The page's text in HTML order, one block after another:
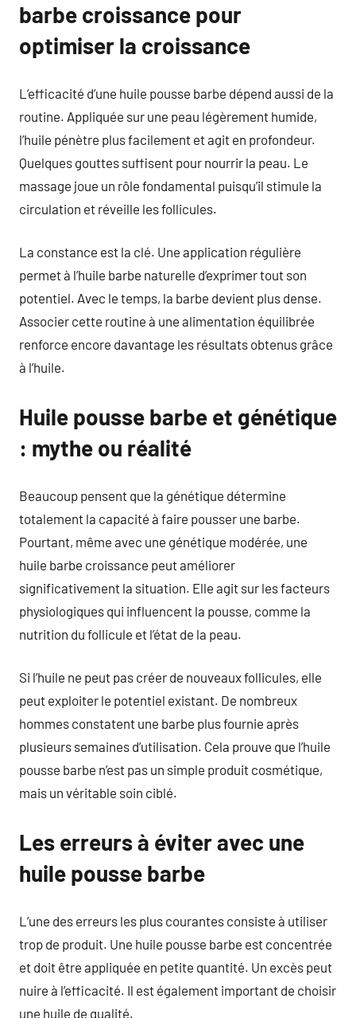
barbe croissance pour
optimiser la croissance
L’efficacité d’une huile pousse barbe dépend aussi de la
routine. Appliquée sur une peau légèrement humide,
l’huile pénètre plus facilement et agit en profondeur.
Quelques gouttes suffisent pour nourrir la peau. Le
massage joue un rôle fondamental puisqu’il stimule la
circulation et réveille les follicules.
La constance est la clé. Une application régulière
permet à l’huile barbe naturelle d’exprimer tout son
potentiel. Avec le temps, la barbe devient plus dense.
Associer cette routine à une alimentation équilibrée
renforce encore davantage les résultats obtenus grâce
à l’huile.
Huile pousse barbe et génétique
: mythe ou réalité
Beaucoup pensent que la génétique détermine
totalement la capacité à faire pousser une barbe.
Pourtant, même avec une génétique modérée, une
huile barbe croissance peut améliorer
significativement la situation. Elle agit sur les facteurs
physiologiques qui influencent la pousse, comme la
nutrition du follicule et l’état de la peau.
Si l’huile ne peut pas créer de nouveaux follicules, elle
peut exploiter le potentiel existant. De nombreux
hommes constatent une barbe plus fournie après
plusieurs semaines d’utilisation. Cela prouve que l’huile
pousse barbe n’est pas un simple produit cosmétique,
mais un véritable soin ciblé.
Les erreurs à éviter avec une
huile pousse barbe
L’une des erreurs les plus courantes consiste à utiliser
trop de produit. Une huile pousse barbe est concentrée
et doit être appliquée en petite quantité. Un excès peut
nuire à l’efficacité. Il est également important de choisir
une huile de qualité.